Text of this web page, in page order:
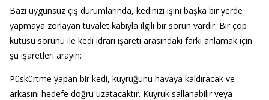
Bazı uygunsuz çiş durumlarında, kedinizi işini başka bir yerde
yapmaya zorlayan tuvalet kabıyla ilgili bir sorun vardır. Bir çöp
kutusu sorunu ile kedi idrarı işareti arasındaki farkı anlamak için
şu işaretleri arayın:
Püskürtme yapan bir kedi, kuyruğunu havaya kaldıracak ve
arkasını hedefe doğru uzatacaktır. Kuyruk sallanabilir veya